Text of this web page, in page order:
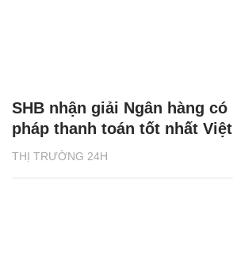
THỊ TRƯỜNG 24H
SHB nhận giải Ngân hàng
pháp thanh toán tốt nhất